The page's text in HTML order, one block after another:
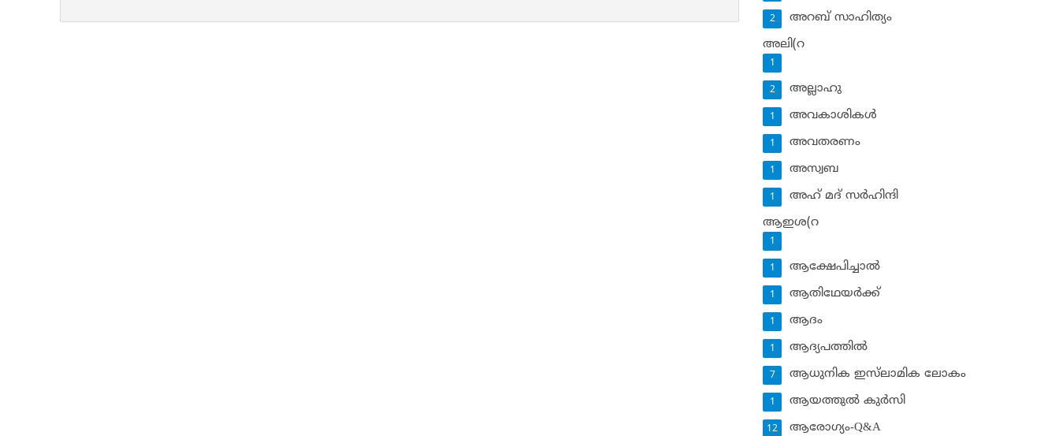
അറബ് സാഹിത്യം
2
അലി(റ
1
അല്ലാഹു
2
അവകാശികള്‍
1
അവതരണം
1
അസ്വബ
1
അഹ് മദ് സര്‍ഹിന്ദി
1
ആഇശ(റ
1
ആക്ഷേപിച്ചാല്‍
1
ആതിഥേയര്‍ക്ക്
1
ആദം
1
ആദ്യപത്തില്‍
1
ആധുനിക ഇസ്‌ലാമിക ലോകം
7
ആയത്തുല്‍ കുര്‍സി
1
ആരോഗ്യം-Q&A
12